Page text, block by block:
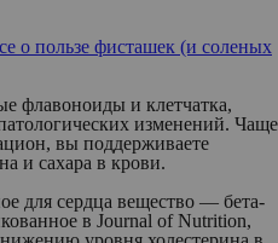
о пользе фисташек (и соленых
флавоноиды и клетчатка,
изменений. Чаще
вы поддерживаете
и сахара в крови.
для сердца вещество — бета-
в Journal of Nutrition,